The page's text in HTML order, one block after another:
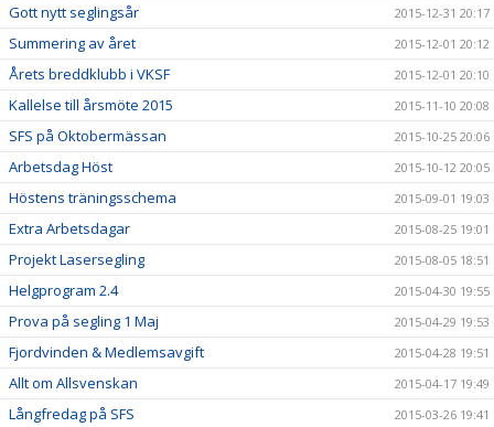
Gott nytt seglingsår 2015-12-31 20:17
Summering av året 2015-12-01 20:12
Årets breddklubb i VKSF 2015-12-01 20:10
Kallelse till årsmöte 2015 2015-11-10 20:08
SFS på Oktobermässan 2015-10-25 20:06
Arbetsdag Höst 2015-10-12 20:05
Höstens träningsschema 2015-09-01 19:03
Extra Arbetsdagar 2015-08-25 19:01
Projekt Lasersegling 2015-08-05 18:51
Helgprogram 2.4 2015-04-30 19:55
Prova på segling 1 Maj 2015-04-29 19:53
Fjordvinden & Medlemsavgift 2015-04-28 19:51
Allt om Allsvenskan 2015-04-17 19:49
Långfredag på SFS 2015-03-26 19:41